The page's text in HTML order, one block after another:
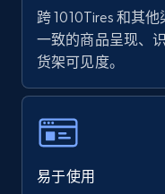
URL, Final price,
Specifications,
more.
跨 1010Tires 和其
一致的商品呈现、
货架可见度。
易于使用